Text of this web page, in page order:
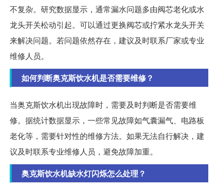
不复杂。研究数据显示，通常漏水问题多由阀芯老化或水
龙头开关松动引起。可以通过更换阀芯或拧紧水龙头开关
来解决问题。若问题依然存在，建议及时联系厂家或专业
维修人员。
如何判断奥克斯饮水机是否需要维修？
当奥克斯饮水机出现故障时，需要及时判断是否需要维
修。据统计数据显示，一些常见故障如气囊漏气、电路板
老化等，需要针对性的维修方法。如果无法自行解决，建
议及时联系专业维修人员，避免故障加重。
奥克斯饮水机缺水灯闪烁怎么处理？